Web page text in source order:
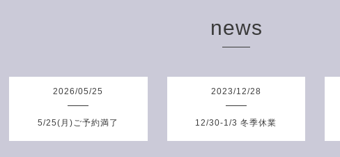
news
2026/05/25
5/25(月)ご予約満了
2023/12/28
12/30-1/3 冬季休業